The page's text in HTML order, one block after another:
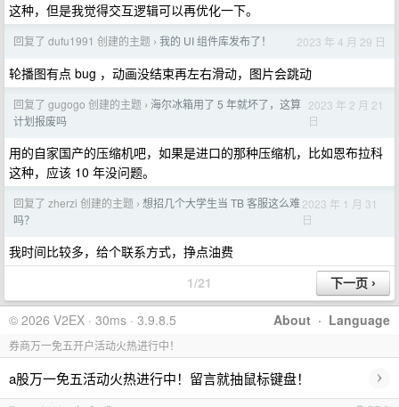
这种，但是我觉得交互逻辑可以再优化一下。
回复了 dufu1991 创建的主题 › 我的 UI 组件库发布了！ 2023 年 4 月 29 日
轮播图有点 bug ，动画没结束再左右滑动，图片会跳动
回复了 gugogo 创建的主题 › 海尔冰箱用了 5 年就坏了，这算
计划报废吗
2023 年 2 月 21
日
用的自家国产的压缩机吧，如果是进口的那种压缩机，比如恩布拉科
这种，应该 10 年没问题。
回复了 zherzi 创建的主题 › 想招几个大学生当 TB 客服这么难
吗？
2023 年 1 月 31
日
我时间比较多，给个联系方式，挣点油费
1/21
About · Language
© 2026 V2EX · 30ms · 3.9.8.5
券商万一免五开户活动火热进行中！
a股万一免五活动火热进行中！留言就抽鼠标键盘！ ›